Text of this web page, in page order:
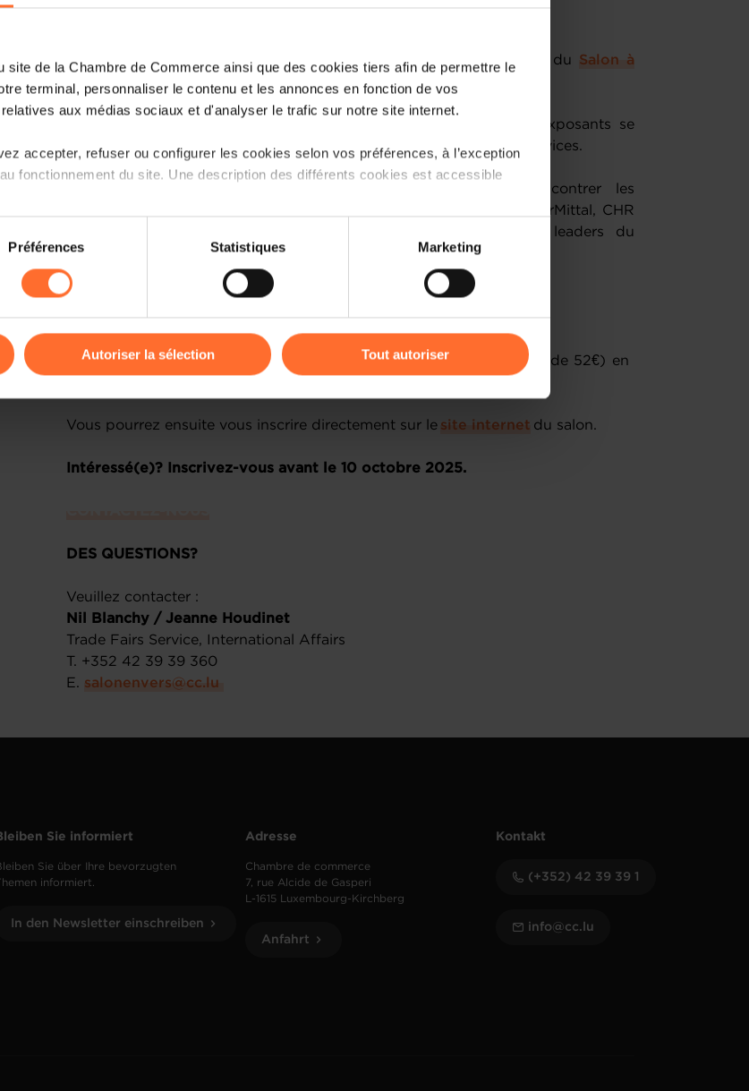
site de la Chambre de Commerce ainsi que des cookies tiers afin de permettre le
terminal, personnaliser le contenu et les annonces en fonction de vos
aux médias sociaux et d'analyser le trafic sur notre site internet.
accepter, refuser ou configurer les cookies selon vos préférences, à l’exception
fonctionnement du site. Une description des différents cookies est accessible
et certaines fonctionnalités (ex : lecture de vidéos, partage sur les réseaux
cookies non nécessaires.
Préférences Statistiques Marketing
Autoriser la sélection Tout autoriser
Nous avons le plaisir de vous inviter à participer à la 30e édition du ​ Salon à
l’Envers
​, qui se tiendra à Thionville.
Ce salon B2B repose sur un concept original et inversé où les exposants se
mettent à l’écoute des visiteurs venus présenter leurs produits et services.
Cet événement offre aux commerciaux l’opportunité de rencontrer les
responsables d’achats des poids lourds de l’industrie (EDF, ArcelorMittal, CHR
Metz-Thionville, Saarstahl Rail, John Cockerill,..) ainsi que des leaders du
commerce, du domaine médical, de la banque et des services.
Quand ?
16 octobre 2025
Où ?SPOT (anciennement Salle Jean Burger), Thionville (F)
Les visiteurs pourront bénéficier d’un tarif avantageux (36€ au lieu de 52€) en ​
Vous pourrez ensuite vous inscrire directement sur le ​ site internet ​ du salon.
Intéressé(e)? Inscrivez-vous avant le 10 octobre 2025.
DES QUESTIONS?
Veuillez contacter :
Nil Blanchy / Jeanne Houdinet
Trade Fairs Service, International Affairs
T. +352 42 39 39 360
E. ​ salonenvers@cc.lu
Sie informiert
Sie über Ihre bevorzugten
informiert.
In den Newsletter einschreiben
Adresse
Chambre de commerce
7, rue Alcide de Gasperi
L-1615 Luxembourg-Kirchberg
Anfahrt
Kontakt
(+352) 42 39 39 1
info@cc.lu